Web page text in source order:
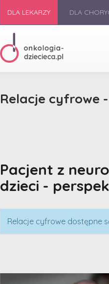
DLA LEKARZY DLA
Relacje cyfrowe
Pacjent z
dzieci -
Relacje cyfrowe dostępne